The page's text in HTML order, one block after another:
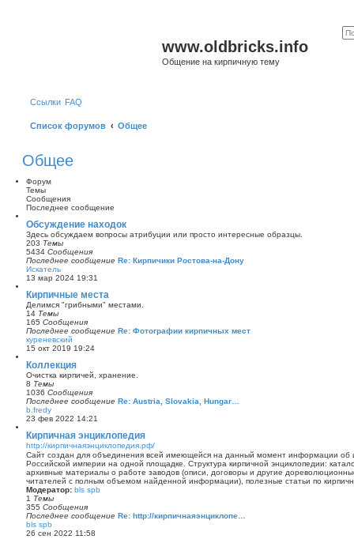
www.oldbricks.info
Общение на кирпичную тему
Ссылки FAQ
Список форумов Общее
Общее
Форум
Темы
Сообщения
Последнее сообщение
Обсуждение находок
Здесь обсуждаем вопросы атрибуции или просто интересные образцы.
203 Темы
5434 Сообщения
Последнее сообщение Re: Кирпичики Ростова-на-Дону
Искатель
П
р
е
й
и
к
п
о
с
л
е
д
н
е
м
у
с
о
о
б
щ
е
н
и
13 мар 2024 19:31
Кирпичные места
Делимся "грибными" местами.
14 Темы
165 Сообщения
Последнее сообщение Re: Фотографии кирпичных мест
куреневский
П
р
й
и
к
п
о
с
л
е
д
н
е
м
у
о
о
щ
15 окт 2019 19:24
Коллекция
Очистка кирпичей, хранение.
8 Темы
1036 Сообщения
Последнее сообщение Re: Austria, Slovakia, Hungar…
b.fredy
П
р
й
т
и
к
п
о
с
л
е
д
н
23 фев 2022 14:21
Кирпичная энциклопедия
http://кирпичнаяэнциклопедия.рф/
Сайт создан для объединения всей имеющейся на данный момент информации об
Российской империи на одной площадке. Структура кирпичной энциклопедии:
архивные материалы о работе заводов (описи, договоры и другие
читателей с полным объемом найденной информации), полезные статьи по
Модератор: bls spb
1 Темы
355 Сообщения
Последнее сообщение Re: http://кирпичнаяэнциклопе…
bls spb
П
26 сен 2022 11:58